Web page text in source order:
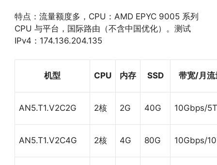
特点：流量额度多，CPU：AMD EPYC 9005 系列
CPU 与平台，国际路由（不含中国优化）。测试
IPv4：174.136.204.135
机型 CPU 内存 SSD 带宽/月流
AN5.T1.V2C2G 2核 2G 40G 10Gbps/5T
AN5.T1.V2C4G 2核 4G 80G 10Gbps/